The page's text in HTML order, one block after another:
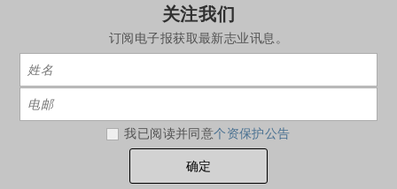
关注我们
订阅电子报获取最新志业讯息。
我已阅读并同意个资保护公告